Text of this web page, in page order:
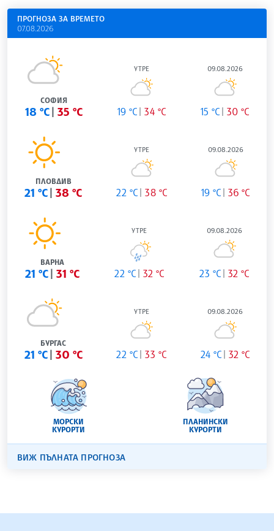
ПРОГНОЗА ЗА ВРЕМЕТО
07.08.2026
СОФИЯ
18 °C 35 °C
УТРЕ
19 °C 34 °C
09.08.2026
15 °C 30 °C
ПЛОВДИВ
21 °C 38 °C
УТРЕ
22 °C 38 °C
09.08.2026
19 °C 36 °C
ВАРНА
21 °C 31 °C
УТРЕ
22 °C 32 °C
09.08.2026
23 °C 32 °C
БУРГАС
21 °C 30 °C
УТРЕ
22 °C 33 °C
09.08.2026
24 °C 32 °C
МОРСКИ
КУРОРТИ
ПЛАНИНСКИ
КУРОРТИ
ВИЖ ПЪЛНАТА ПРОГНОЗА